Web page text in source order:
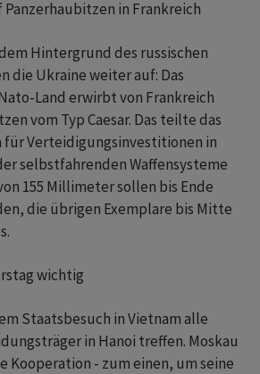
in Frankreich
Hintergrund des russischen
die Ukraine weiter auf: Das
Land erwirbt von Frankreich
vom Typ Caesar. Das teilte das
für Verteidigungsinvestitionen in
selbstfahrenden Waffensysteme
155 Millimeter sollen bis Ende
die übrigen Exemplare bis Mitte
wichtig
Staatsbesuch in Vietnam alle
in Hanoi treffen. Moskau
Kooperation - zum einen, um seine